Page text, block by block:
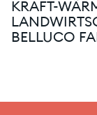
KRAFT-
BELLUCO